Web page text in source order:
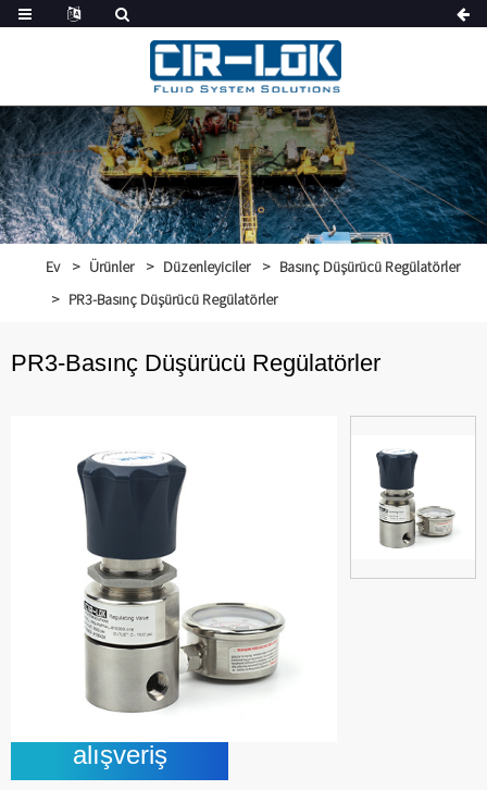
Ev Ürünler Düzenleyiciler
Basınç Düşürücü Regülatörler
PR3-Basınç Düşürücü Regülatörler
PR3-Basınç Düşürücü Regülatörler
alışveriş